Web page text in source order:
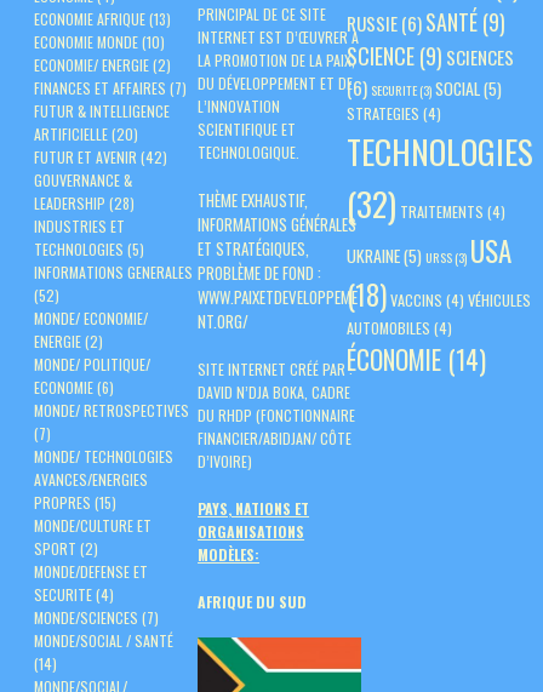
ECONOMIE AFRIQUE(13)
ECONOMIE MONDE(10)
ECONOMIE/ ENERGIE(2)
FINANCES ET AFFAIRES (7)
FUTUR & INTELLIGENCE
ARTIFICIELLE(20)
FUTUR ET AVENIR (42)
GOUVERNANCE &
LEADERSHIP (28)
INDUSTRIES ET
TECHNOLOGIES (5)
INFORMATIONS GENERALES
(52)
MONDE/ ECONOMIE/
ENERGIE(2)
MONDE/ POLITIQUE/
ECONOMIE(6)
MONDE/ RETROSPECTIVES
(7)
MONDE/ TECHNOLOGIES
AVANCES/ENERGIES
PROPRES (15)
MONDE/CULTURE ET
SPORT (2)
MONDE/DEFENSE ET
SECURITE(4)
MONDE/SCIENCES (7)
MONDE/SOCIAL / SANTÉ
(14)
MONDE/SOCIAL/
RUSSIE(6)SANTÉ(9)
SCIENCE(9) SCIENCES
(6) SECURITE(3)SOCIAL (5)
STRATEGIES (4)
TECHNOLOGIES
(32) TRAITEMENTS (4)
UKRAINE(5)URSS(3) USA
(18)VACCINS (4) VÉHICULES
AUTOMOBILES (4)
ÉCONOMIE (14)
PRINCIPAL DE CE SITE
INTERNET EST D’ŒUVRER À
LA PROMOTION DE LA PAIX,
DU DÉVELOPPEMENT ET DE
L’INNOVATION
SCIENTIFIQUE ET
TECHNOLOGIQUE.
THÈME EXHAUSTIF,
INFORMATIONS GÉNÉRALES
ET STRATÉGIQUES,
PROBLÈME DE FOND :
WWW.PAIXETDEVELOPPEME
NT.ORG/
SITE INTERNET CRÉÉ PAR :
DAVID N’DJA BOKA, CADRE
DU RHDP (FONCTIONNAIRE
FINANCIER/ABIDJAN/ CÔTE
D’IVOIRE)
PAYS, NATIONS ET
ORGANISATIONS
MODÈLES:
AFRIQUE DU SUD